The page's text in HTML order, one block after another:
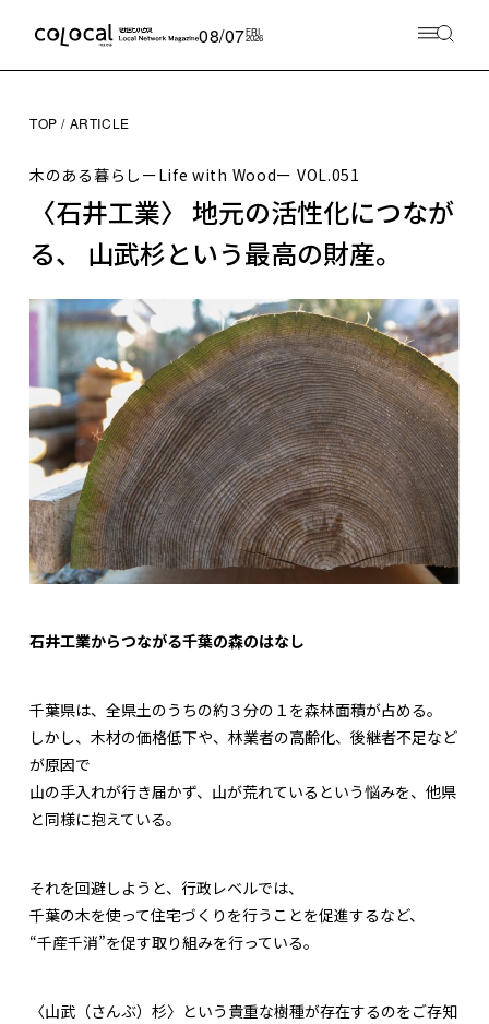
08/07FRI
2026
TOP ARTICLE
木のある暮らしーLife with Woodー VOL.051
〈石井工業〉 地元の活性化につなが
る、 山武杉という最高の財産。
石井工業からつながる千葉の森のはなし
千葉県は、全県土のうちの約３分の１を森林面積が占める。
しかし、木材の価格低下や、林業者の高齢化、後継者不足など
が原因で
山の手入れが行き届かず、山が荒れているという悩みを、他県
と同様に抱えている。
それを回避しようと、行政レベルでは、
千葉の木を使って住宅づくりを行うことを促進するなど、
“千産千消”を促す取り組みを行っている。
〈山武（さんぶ）杉〉という貴重な樹種が存在するのをご存知